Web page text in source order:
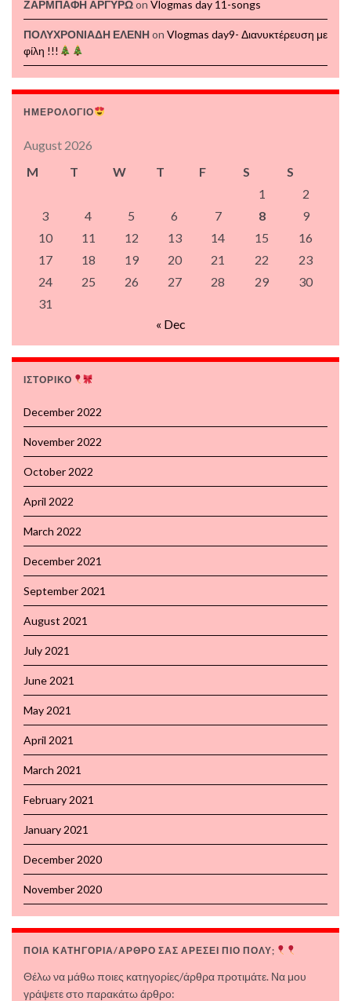
ΖΑΡΜΠΑΦΗ ΑΡΓΥΡΩon Vlogmas day 11-songs
ΠΟΛΥΧΡΟΝΙΑΔΗ ΕΛΕΝΗon Vlogmas day9- Διανυκτέρευση με
φίλη !!!
ΗΜΕΡΟΛΟΓΙΟ
August 2026
M
T W T F S
S
1
2
3
4 5 6 7 8
9
10
11 12 13 14 15
16
17
18 19 20 21 22
23
24
25 26 27 28 29
30
31
« Dec
ΙΣΤΟΡΙΚΟ
December 2022
November 2022
October 2022
April 2022
March 2022
December 2021
September 2021
August 2021
July 2021
June 2021
May 2021
April 2021
March 2021
February 2021
January 2021
December 2020
November 2020
ΠΟΙΑ ΚΑΤΗΓΟΡΙΑ/ΑΡΘΡΟ ΣΑΣ ΑΡΕΣΕΙ ΠΙΟ ΠΟΛΥ;
Θέλω να μάθω ποιες κατηγορίες/άρθρα προτιμάτε. Να μου
γράψετε στο παρακάτω άρθρο: